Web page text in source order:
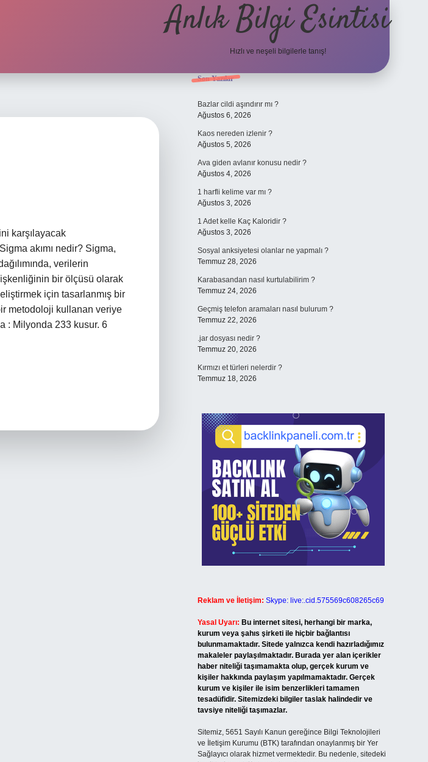
Anlık Bilgi Esintisi
Hızlı ve neşeli bilgilerle tanış!
karşılayacak
akımı nedir? Sigma,
verilerin
bir ölçüsü olarak
için tasarlanmış bir
metodoloji kullanan veriye
: Milyonda 233 kusur. 6
Sidebar
Son Yazılar
Bazlar cildi aşındırır mı ?
Ağustos 6, 2026
Kaos nereden izlenir ?
Ağustos 5, 2026
Ava giden avlanır konusu nedir ?
Ağustos 4, 2026
1 harfli kelime var mı ?
Ağustos 3, 2026
1 Adet kelle Kaç Kaloridir ?
Ağustos 3, 2026
Sosyal anksiyetesi olanlar ne yapmalı ?
Temmuz 28, 2026
Karabasandan nasıl kurtulabilirim ?
Temmuz 24, 2026
Geçmiş telefon aramaları nasıl bulurum ?
Temmuz 22, 2026
.jar dosyası nedir ?
Temmuz 20, 2026
Kırmızı et türleri nelerdir ?
Temmuz 18, 2026
Reklam ve İletişim: Skype: live:.cid.575569c608265c69
Yasal Uyarı: Bu internet sitesi, herhangi bir marka,
kurum veya şahıs şirketi ile hiçbir bağlantısı
bulunmamaktadır. Sitede yalnızca kendi hazırladığımız
makaleler paylaşılmaktadır. Burada yer alan içerikler
haber niteliği taşımamakta olup, gerçek kurum ve
kişiler hakkında paylaşım yapılmamaktadır. Gerçek
kurum ve kişiler ile isim benzerlikleri tamamen
tesadüfidir. Sitemizdeki bilgiler taslak halindedir ve
tavsiye niteliği taşımazlar.
Sitemiz, 5651 Sayılı Kanun gereğince Bilgi Teknolojileri
ve İletişim Kurumu (BTK) tarafından onaylanmış bir Yer
Sağlayıcı olarak hizmet vermektedir. Bu nedenle, sitedeki